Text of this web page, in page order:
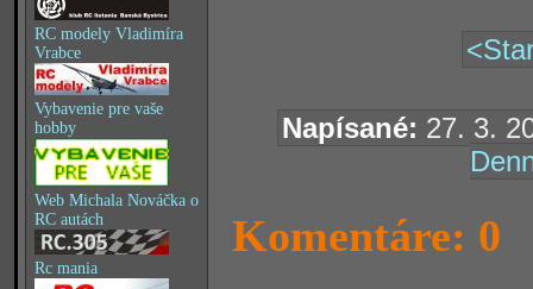
RC modely Vladimíra
Vrabce
Vybavenie pre vaše
hobby
Web Michala Nováčka o
RC autách
Rc mania
Napísané: 27. 3.
Komentáre: 0